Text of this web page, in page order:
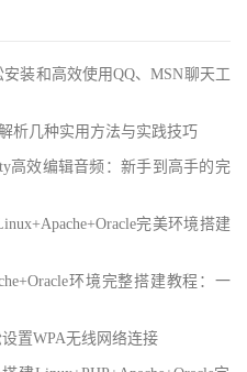
装和高效使用QQ、MSN聊天工
析几种实用方法与实践技巧
高效编辑音频：新手到高手的完
完美环境搭建
环境完整搭建教程：一
置WPA无线网络连接